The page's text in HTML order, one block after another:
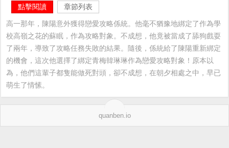
點擊閱讀 章節列表
高一那年，陳陽意外獲得戀愛攻略係統。他毫不猶豫地綁定了作為學
校高嶺之花的蘇眠，作為攻略對象。不成想，他竟被當成了舔狗戲耍
了兩年，導致了攻略任務失敗的結果。隨後，係統給了陳陽重新綁定
的機會，這次他選擇了綁定青梅韓琳琳作為戀愛攻略對象！原本以
為，他們這輩子都隻能做死對頭，卻不成想，在朝夕相處之中，早已
萌生了情愫。
quanben.io